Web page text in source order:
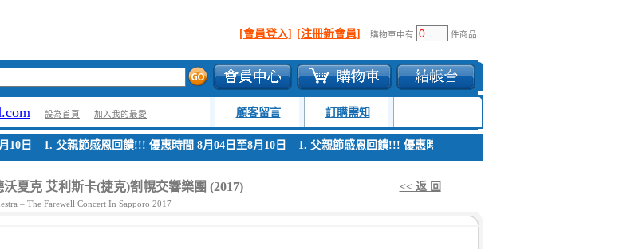
[會員登入] [注冊新會員] 購物車中有 件商品
設為首頁 加入我的最愛 顧客留言 訂購需知
日 1. 父親節感恩回饋!!! 優惠時間 8月04日至8月10日 1. 父親節感恩回饋!!! 優惠時間 8月04日至8月10日
沃夏克 艾利斯卡(捷克)劄幌交響樂團 (2017) << 返 回
– The Farewell Concert In Sapporo 2017